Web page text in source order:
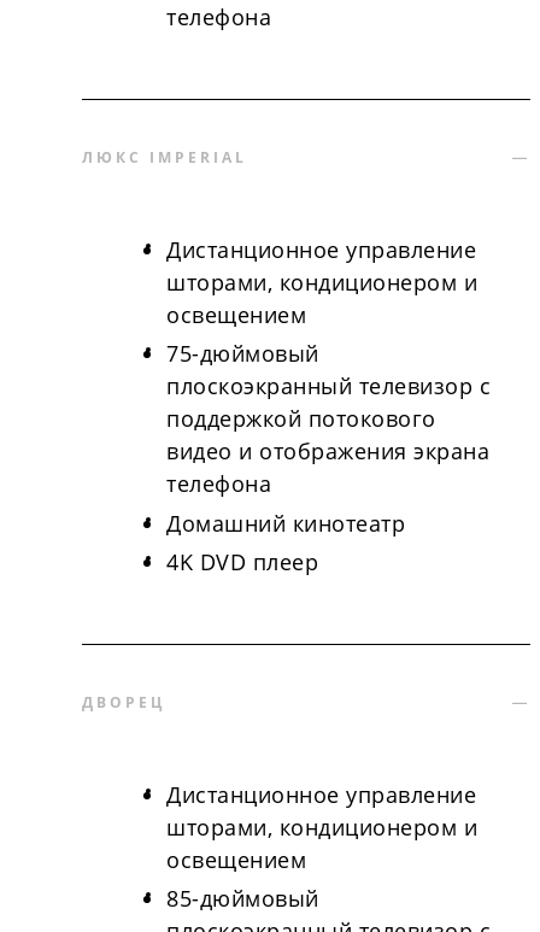
телефона
ЛЮКС IMPERIAL
Дистанционное управление
шторами, кондиционером и
освещением
75-дюймовый
плоскоэкранный телевизор с
поддержкой потокового
видео и отображения экрана
телефона
Домашний кинотеатр
4K DVD плеер
ДВОРЕЦ
Дистанционное управление
шторами, кондиционером и
освещением
85-дюймовый